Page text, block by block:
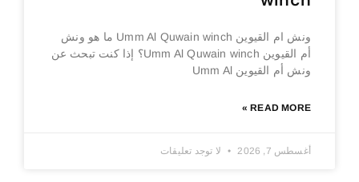
ونش ام القيوين Umm Al Quwain winch ما هو ونش
أم القيوين Umm Al Quwain winch؟ إذا كنت تبحث عن
ونش أم القيوين Umm Al
READ MORE »
أغسطس 7, 2026 لا توجد تعليقات